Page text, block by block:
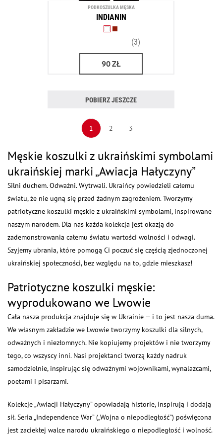
PODKOSZULKA MĘSKA
INDIANIN
(3)
90ZŁ
POBIERZ JESZCZE
1 2 3
Męskie koszulki z ukraińskimi symbolami
ukraińskiej marki „Awiacja Hałyczyny”
Silni duchem. Odważni. Wytrwali. Ukraińcy powiedzieli całemu
światu, że nie ugną się przed żadnym zagrożeniem. Tworzymy
patriotyczne koszulki męskie z ukraińskimi symbolami, inspirowane
naszym narodem. Dla nas każda kolekcja jest okazją do
zademonstrowania całemu światu wartości wolności i odwagi.
Szyjemy ubrania, które pomogą Ci poczuć się częścią zjednoczonej
ukraińskiej społeczności, bez względu na to, gdzie mieszkasz!
Patriotyczne koszulki męskie:
wyprodukowano we Lwowie
Cała nasza produkcja znajduje się w Ukrainie — i to jest nasza duma.
We własnym zakładzie we Lwowie tworzymy koszulki dla silnych,
odważnych i niezłomnych. Nie kopiujemy projektów i nie tworzymy
tego, co wszyscy inni. Nasi projektanci tworzą każdy nadruk
samodzielnie, inspirując się odważnymi wojownikami, wynalazcami,
poetami i pisarzami.
Kolekcje „Awiacji Hałyczyny” opowiadają historie, inspirują i dodają
sił. Seria „Independence War” („Wojna o niepodległość”) poświęcona
jest zaciekłej walce narodu ukraińskiego o niepodległość i wolność.